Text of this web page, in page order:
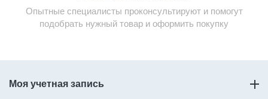
Опытные специалисты проконсультируют и помогут
подобрать нужный товар и оформить покупку
Моя учетная запись